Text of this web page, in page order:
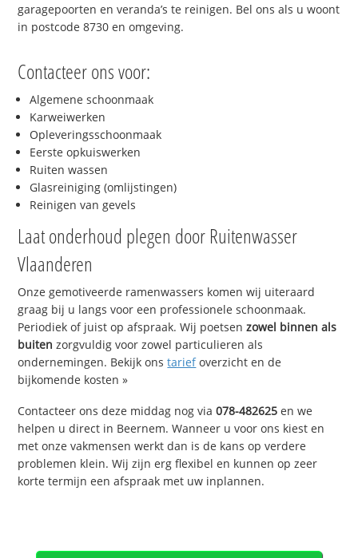
garagepoorten en veranda’s te reinigen. Bel ons als u woont
in postcode 8730 en omgeving.
Contacteer ons voor:
Algemene schoonmaak
Karweiwerken
Opleveringsschoonmaak
Eerste opkuiswerken
Ruiten wassen
Glasreiniging (omlijstingen)
Reinigen van gevels
Laat onderhoud plegen door Ruitenwasser
Vlaanderen
Onze gemotiveerde ramenwassers komen wij uiteraard
graag bij u langs voor een professionele schoonmaak.
Periodiek of juist op afspraak. Wij poetsenzowel binnen als
buiten zorgvuldig voor zowel particulieren als
ondernemingen. Bekijk onstariefoverzicht en de
bijkomende kosten »
Contacteer ons deze middag nog via078-482625 en we
helpen u direct in Beernem. Wanneer u voor ons kiest en
met onze vakmensen werkt dan is de kans op verdere
problemen klein. Wij zijn erg flexibel en kunnen op zeer
korte termijn een afspraak met uw inplannen.